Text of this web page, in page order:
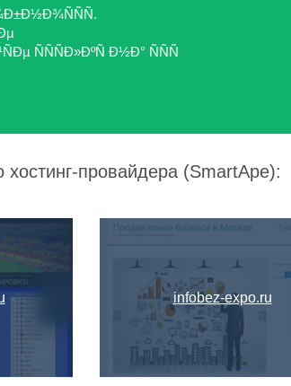
ÑÑÑÐ»ÐºÑ Ð½Ð° ÑÑÑ
хостинг-провайдера (SmartApe):
infobez-expo.ru